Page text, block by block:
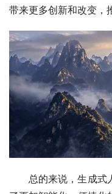
带来更多创新和改变，
总的来说，生成式